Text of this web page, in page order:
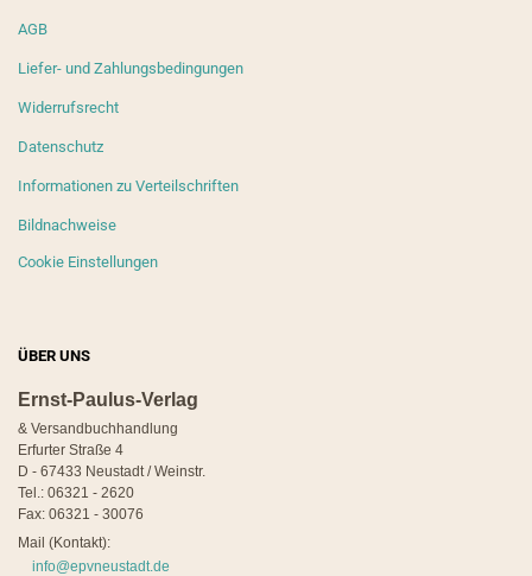
AGB
Liefer- und Zahlungsbedingungen
Widerrufsrecht
Datenschutz
Informationen zu Verteilschriften
Bildnachweise
Cookie Einstellungen
ÜBER UNS
Ernst-Paulus-Verlag
& Versandbuchhandlung
Erfurter Straße 4
D - 67433 Neustadt / Weinstr.
Tel.: 06321 - 2620
Fax: 06321 - 30076
Mail (Kontakt):
info@epvneustadt.de